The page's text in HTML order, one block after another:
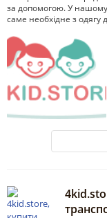
за допомогою. У
саме необхідне з одягу